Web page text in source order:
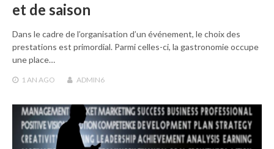
et de saison
Dans le cadre de l’organisation d’un événement, le choix des
prestations est primordial. Parmi celles-ci, la gastronomie occupe
une place…
1 AN AGO ADMIN6